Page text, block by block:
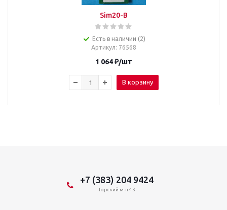
Sim20-B
Есть в наличии (2)
Артикул: 76568
1 064₽/шт
В корзину
+7 (383) 204 9424
Горский м-н 43